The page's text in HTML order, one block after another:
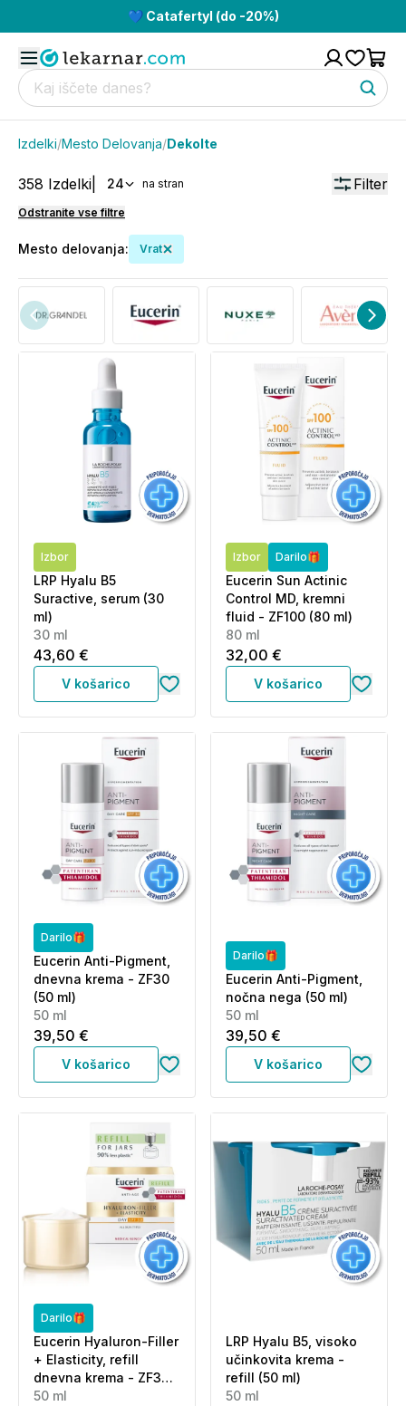
💙 Catafertyl (do -20%)
Izdelki/Mesto Delovanja/Dekolte
358 Izdelki 24 na stran Filter
Odstranite vse filtre
Mesto delovanja: Vrat
Izbor
LRP Hyalu B5
Suractive, serum (30
ml)
30 ml
43,60 €
V košarico
Izbor Darilo🎁
Eucerin Sun Actinic
Control MD, kremni
fluid - ZF100 (80 ml)
80 ml
32,00 €
V košarico
Darilo🎁
Eucerin Anti-Pigment,
dnevna krema - ZF30
(50 ml)
50 ml
39,50 €
V košarico
Darilo🎁
Eucerin Anti-Pigment,
nočna nega (50 ml)
50 ml
39,50 €
V košarico
Darilo🎁
Eucerin Hyaluron-Filler
+ Elasticity, refill
dnevna krema - ZF30
(50 ml)
50 ml
LRP Hyalu B5, visoko
učinkovita krema -
refill (50 ml)
50 ml